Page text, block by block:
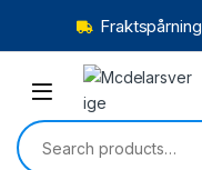
Fraktspårning